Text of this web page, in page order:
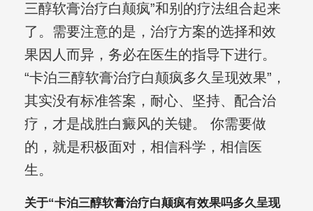
三醇软膏治疗白颠疯”和别的疗法组合起来
了。需要注意的是，治疗方案的选择和效
果因人而异，务必在医生的指导下进行。
“卡泊三醇软膏治疗白颠疯多久呈现效果”，
其实没有标准答案，耐心、坚持、配合治
疗，才是战胜白癜风的关键。 你需要做
的，就是积极面对，相信科学，相信医
生。
关于“卡泊三醇软膏治疗白颠疯有效果吗多久呈现